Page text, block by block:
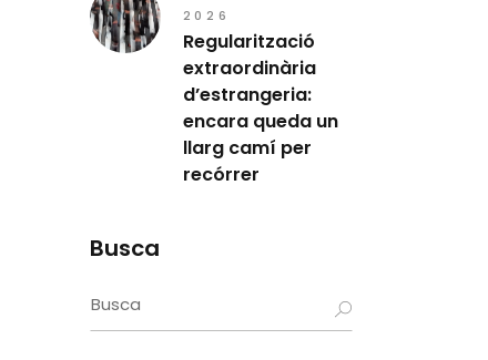
2026
Regularització
extraordinària
d’estrangeria:
encara queda un
llarg camí per
recórrer
Busca
Search
for: